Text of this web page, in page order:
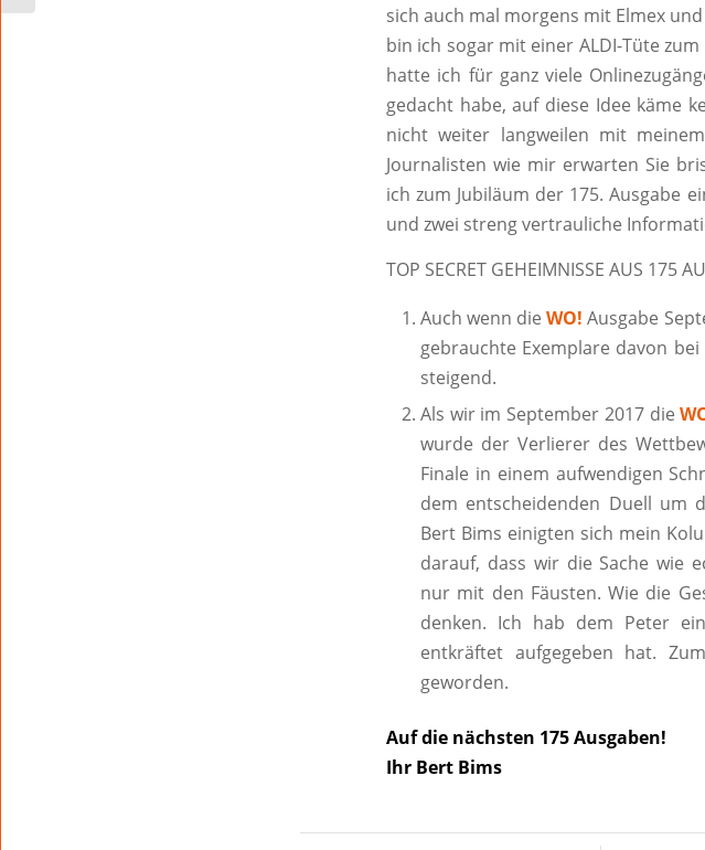
sich auch mal morgens mit Elmex
bin ich sogar mit einer ALDI-Tüte
hatte ich für ganz viele
gedacht habe, auf diese Idee käme
nicht weiter langweilen mit
Journalisten wie mir erwarten Sie
ich zum Jubiläum der 175. Ausgabe
und zwei streng vertrauliche
TOP SECRET GEHEIMNISSE AUS 175
Auch wenn dieWO! Ausgabe
gebrauchte Exemplare davon
steigend.
Als wir im September 2017 die
wurde der Verlierer des
Finale in einem aufwendigen
dem entscheidenden Duell um
Bert Bims einigten sich mein
darauf, dass wir die Sache wie
nur mit den Fäusten. Wie die
denken. Ich hab dem Peter
entkräftet aufgegeben hat.
geworden.
Auf die nächsten 175 Ausgaben!
Ihr Bert Bims